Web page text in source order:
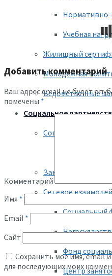
Учебная
Жилищный
Молодежная
Ведомственные
Социальное
Соглашение МОиН
Заключение,
Сетевое
Социальный
Фонд
Центр
Добавить комментарий
Ваш адрес email не будет
помечены *
Комментарий
Имя *
Email *
Сайт
Сохранить моё имя, email
для последующих моих